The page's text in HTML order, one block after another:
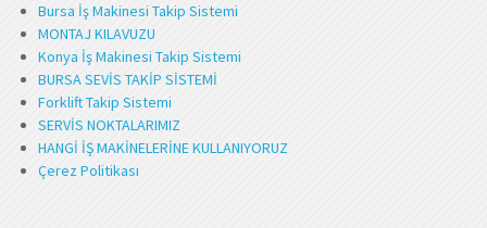
Bursa İş Makinesi Takip Sistemi
MONTAJ KILAVUZU
Konya İş Makinesi Takip Sistemi
BURSA SEVİS TAKİP SİSTEMİ
Forklift Takip Sistemi
SERVİS NOKTALARIMIZ
HANGİ İŞ MAKİNELERİNE KULLANIYORUZ
Çerez Politikası